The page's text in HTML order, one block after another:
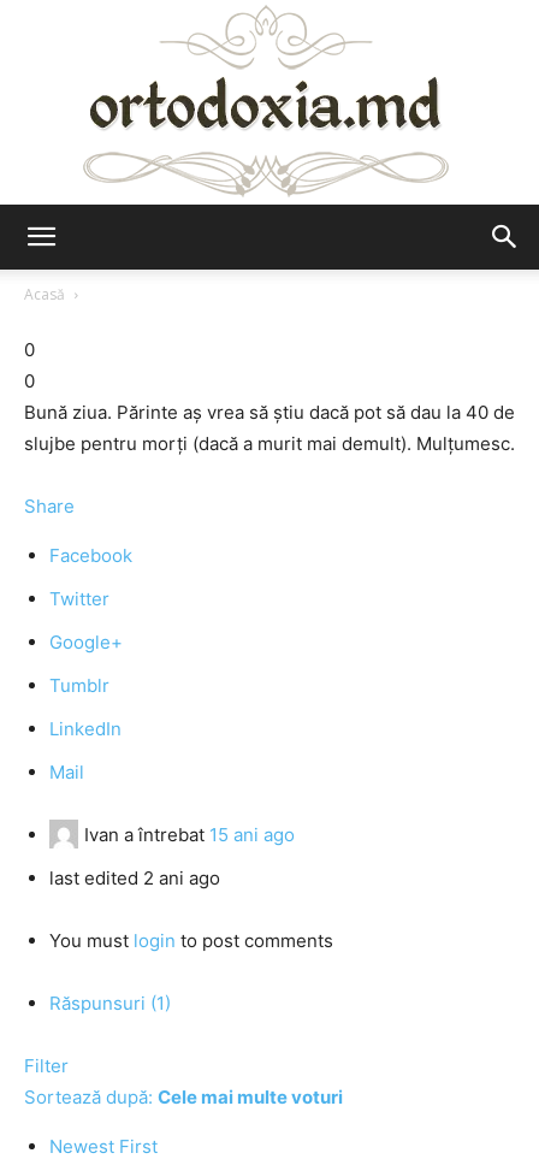
Acasă
0
0
Bună ziua. Părinte aş vrea să ştiu dacă pot să dau la 40 de
slujbe pentru morţi (dacă a murit mai demult). Mulţumesc.
Share
Facebook
Twitter
Google+
Tumblr
LinkedIn
Mail
Ivan a întrebat 15 ani ago
last edited 2 ani ago
You must login to post comments
Răspunsuri (1)
Filter
Sortează după: Cele mai multe voturi
Newest First